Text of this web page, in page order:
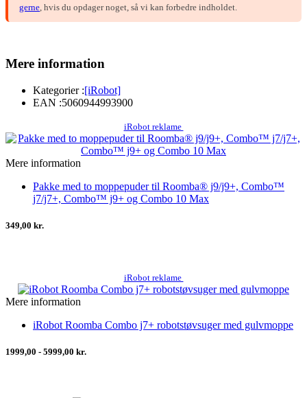
gerne , hvis du opdager noget, så vi kan forbedre indholdet.
Mere information
Kategorier :[iRobot]
EAN :5060944993900
iRobot reklame
Mere information
Pakke med to moppepuder til Roomba® j9/j9+, Combo™
j7/j7+, Combo™ j9+ og Combo 10 Max
349,00 kr.
iRobot reklame
Mere information
iRobot Roomba Combo j7+ robotstøvsuger med gulvmoppe
1999,00 - 5999,00 kr.